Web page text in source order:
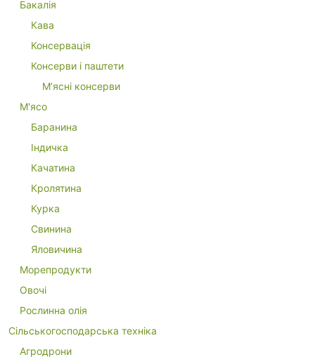
Бакалія
Кава
Консервація
Консерви і паштети
М’ясні консерви
М'ясо
Баранина
Індичка
Качатина
Кролятина
Курка
Свинина
Яловичина
Морепродукти
Овочі
Рослинна олія
Сільськогосподарська техніка
Агродрони